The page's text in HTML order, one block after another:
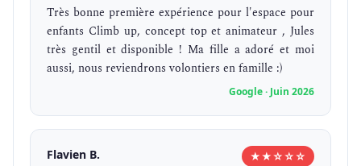
Très bonne première expérience pour l'espace pour
enfants Climb up, concept top et animateur , Jules
très gentil et disponible ! Ma fille a adoré et moi
aussi, nous reviendrons volontiers en famille :)
Google · Juin 2026
Flavien B. ★★☆☆☆